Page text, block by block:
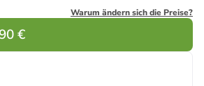
Warum ändern sich die Preise?
€